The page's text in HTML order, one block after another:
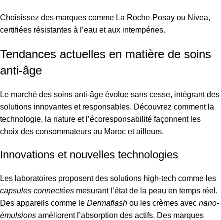
Choisissez des marques comme La Roche-Posay ou Nivea,
certifiées résistantes à l’eau et aux intempéries.
Tendances actuelles en matière de soins
anti-âge
Le marché des soins anti-âge évolue sans cesse, intégrant des
solutions innovantes et responsables. Découvrez comment la
technologie, la nature et l’écoresponsabilité façonnent les
choix des consommateurs au Maroc et ailleurs.
Innovations et nouvelles technologies
Les laboratoires proposent des solutions high-tech comme les
capsules connectées mesurant l’état de la peau en temps réel.
Des appareils comme le Dermaflash ou les crèmes avec nano-
émulsions améliorent l’absorption des actifs. Des marques